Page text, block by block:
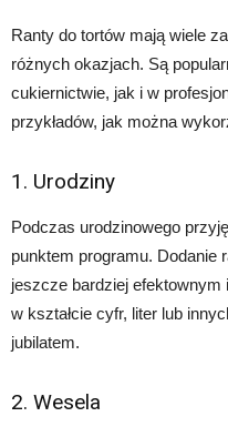
Ranty do tortów mają wiele
różnych okazjach. Są
cukiernictwie, jak i w
przykładów, jak można
1. Urodziny
Podczas urodzinowego
punktem programu. Dodanie
jeszcze bardziej
w kształcie cyfr, liter lub
jubilatem.
2. Wesela